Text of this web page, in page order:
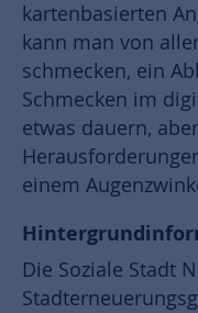
kartenbasierten
kann man von
schmecken, ein
Schmecken im
etwas dauern,
einem
Die Soziale Stadt